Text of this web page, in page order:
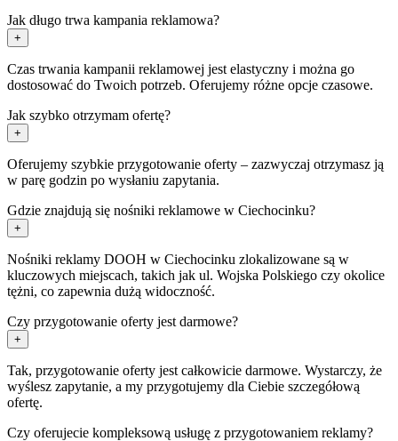
Jak długo trwa kampania reklamowa?
+
Czas trwania kampanii reklamowej jest elastyczny i można go
dostosować do Twoich potrzeb. Oferujemy różne opcje czasowe.
Jak szybko otrzymam ofertę?
+
Oferujemy szybkie przygotowanie oferty – zazwyczaj otrzymasz ją
w parę godzin po wysłaniu zapytania.
Gdzie znajdują się nośniki reklamowe w Ciechocinku?
+
Nośniki reklamy DOOH w Ciechocinku zlokalizowane są w
kluczowych miejscach, takich jak ul. Wojska Polskiego czy okolice
tężni, co zapewnia dużą widoczność.
Czy przygotowanie oferty jest darmowe?
+
Tak, przygotowanie oferty jest całkowicie darmowe. Wystarczy, że
wyślesz zapytanie, a my przygotujemy dla Ciebie szczegółową
ofertę.
Czy oferujecie kompleksową usługę z przygotowaniem reklamy?